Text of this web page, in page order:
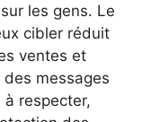
les gens. Le
cibler réduit
ventes et
messages
respecter,